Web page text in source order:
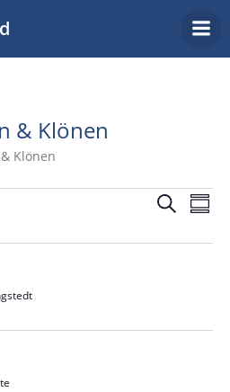
springen
& Klönen
Klönen
V
e
a
SucheV
e
a